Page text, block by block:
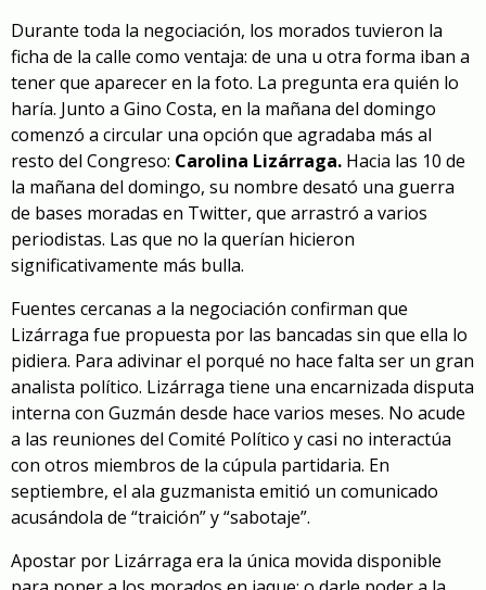
Durante toda la negociación, los morados tuvieron la
ficha de la calle como ventaja: de una u otra forma iban a
tener que aparecer en la foto. La pregunta era quién lo
haría. Junto a Gino Costa, en la mañana del domingo
comenzó a circular una opción que agradaba más al
resto del Congreso: Carolina Lizárraga. Hacia las 10 de
la mañana del domingo, su nombre desató una guerra
de bases moradas en Twitter, que arrastró a varios
periodistas. Las que no la querían hicieron
significativamente más bulla.
Fuentes cercanas a la negociación confirman que
Lizárraga fue propuesta por las bancadas sin que ella lo
pidiera. Para adivinar el porqué no hace falta ser un gran
analista político. Lizárraga tiene una encarnizada disputa
interna con Guzmán desde hace varios meses. No acude
a las reuniones del Comité Político y casi no interactúa
con otros miembros de la cúpula partidaria. En
septiembre, el ala guzmanista emitió un comunicado
acusándola de “traición” y “sabotaje”.
Apostar por Lizárraga era la única movida disponible